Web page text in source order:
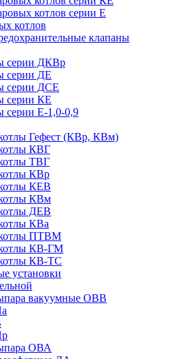
котлов серии Е
котлов
клапаны
серии ДКВр
серии ДЕ
серии ДСЕ
серии КЕ
серии Е-1,0-0,9
Гефест (КВр, КВм)
КВГ
ТВГ
КВр
КЕВ
КВм
ДЕВ
КВа
ПТВМ
КВ-ГМ
КВ-ТС
установки
вакуумные ОВВ
ОВА